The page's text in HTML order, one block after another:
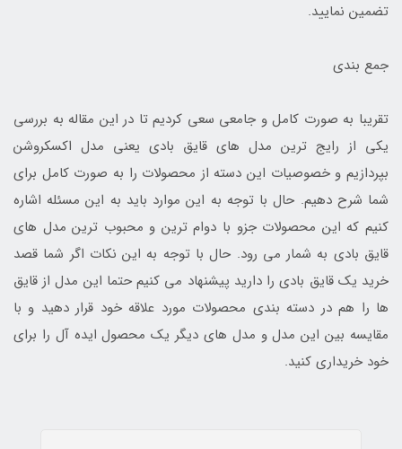
تضمین نمایید.
جمع بندی
تقریبا به صورت کامل و جامعی سعی کردیم تا در این مقاله به بررسی
یکی از رایج ترین مدل های قایق بادی یعنی مدل اکسکروشن
بپردازیم و خصوصیات این دسته از محصولات را به صورت کامل برای
شما شرح دهیم. حال با توجه به این موارد باید به این مسئله اشاره
کنیم که این محصولات جزو با دوام ترین و محبوب ترین مدل های
قایق بادی به شمار می رود. حال با توجه به این نکات اگر شما قصد
خرید یک قایق بادی را دارید پیشنهاد می کنیم حتما این مدل از قایق
ها را هم در دسته بندی محصولات مورد علاقه خود قرار دهید و با
مقایسه بین این مدل و مدل های دیگر یک محصول ایده آل را برای
خود خریداری کنید.